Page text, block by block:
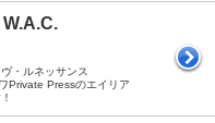
・ルネッサンス
Private Pressのエイリア